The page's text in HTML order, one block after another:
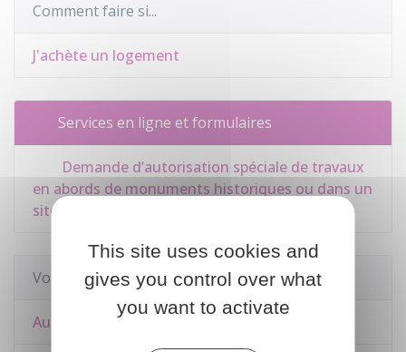
Comment faire si...
J'achète un logement
Services en ligne et formulaires
Demande d’autorisation spéciale de travaux
en abords de monuments historiques ou dans un
site patrimonial remarquable
Voir aussi
Autorisations d'urbanisme
This site uses cookies and
gives you control over what
you want to activate